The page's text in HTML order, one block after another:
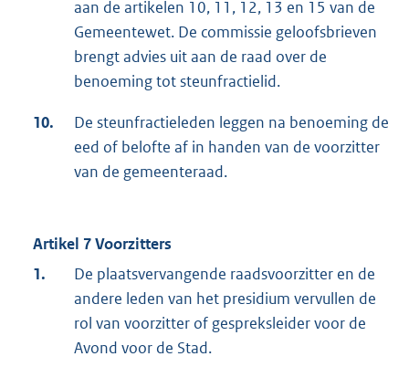
aan de artikelen 10, 11, 12, 13 en 15 van de
Gemeentewet. De commissie geloofsbrieven
brengt advies uit aan de raad over de
benoeming tot steunfractielid.
10.
De steunfractieleden leggen na benoeming de
eed of belofte af in handen van de voorzitter
van de gemeenteraad.
Artikel 7 Voorzitters
1.
De plaatsvervangende raadsvoorzitter en de
andere leden van het presidium vervullen de
rol van voorzitter of gespreksleider voor de
Avond voor de Stad.